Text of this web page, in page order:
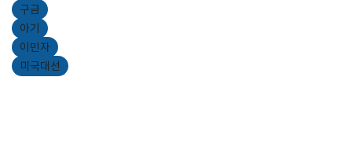
구금
아기
이민자
미국대선